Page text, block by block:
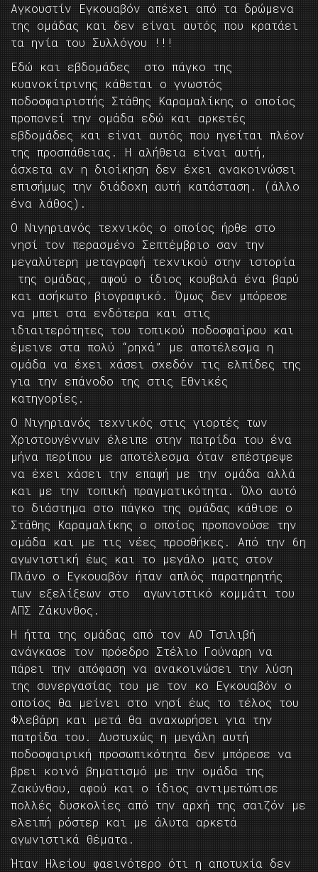
Αγκουστίν Εγκουαβόν απέχει από τα δρώμενα
της ομάδας και δεν είναι αυτός που κρατάει
τα ηνία του Συλλόγου !!!
Εδώ και εβδομάδες στο πάγκο της
κυανοκίτρινης κάθεται ο γνωστός
ποδοσφαιριστής Στάθης Καραμαλίκης ο οποίος
προπονεί την ομάδα εδώ και αρκετές
εβδομάδες και είναι αυτός που ηγείται πλέον
της προσπάθειας. Η αλήθεια είναι αυτή,
άσχετα αν η διοίκηση δεν έχει ανακοινώσει
επισήμως την διάδοχη αυτή κατάσταση. (άλλο
ένα λάθος).
Ο Νιγηριανός τεχνικός ο οποίος ήρθε στο
νησί τον περασμένο Σεπτέμβριο σαν την
μεγαλύτερη μεταγραφή τεχνικού στην ιστορία
της ομάδας, αφού ο ίδιος κουβαλά ένα βαρύ
και ασήκωτο βιογραφικό. Όμως δεν μπόρεσε
να μπει στα ενδότερα και στις
ιδιαιτερότητες του τοπικού ποδοσφαίρου και
έμεινε στα πολύ “ρηχά” με αποτέλεσμα η
ομάδα να έχει χάσει σχεδόν τις ελπίδες της
για την επάνοδο της στις Εθνικές
κατηγορίες.
Ο Νιγηριανός τεχνικός στις γιορτές των
Χριστουγέννων έλειπε στην πατρίδα του ένα
μήνα περίπου με αποτέλεσμα όταν επέστρεψε
να έχει χάσει την επαφή με την ομάδα αλλά
και με την τοπική πραγματικότητα. Όλο αυτό
το διάστημα στο πάγκο της ομάδας κάθισε ο
Στάθης Καραμαλίκης ο οποίος προπονούσε την
ομάδα και με τις νέες προσθήκες. Από την 6η
αγωνιστική έως και το μεγάλο ματς στον
Πλάνο ο Εγκουαβόν ήταν απλός παρατηρητής
των εξελίξεων στο αγωνιστικό κομμάτι του
ΑΠΣ Ζάκυνθος.
Η ήττα της ομάδας από τον ΑΟ Τσιλιβή
ανάγκασε τον πρόεδρο Στέλιο Γούναρη να
πάρει την απόφαση να ανακοινώσει την λύση
της συνεργασίας του με τον κο Εγκουαβόν ο
οποίος θα μείνει στο νησί έως το τέλος του
Φλεβάρη και μετά θα αναχωρήσει για την
πατρίδα του. Δυστυχώς η μεγάλη αυτή
ποδοσφαιρική προσωπικότητα δεν μπόρεσε να
βρει κοινό βηματισμό με την ομάδα της
Ζακύνθου, αφού και ο ίδιος αντιμετώπισε
πολλές δυσκολίες από την αρχή της σαιζόν με
ελειπή ρόστερ και με άλυτα αρκετά
αγωνιστικά θέματα.
Ήταν Ηλείου φαεινότερο ότι η αποτυχία δεν